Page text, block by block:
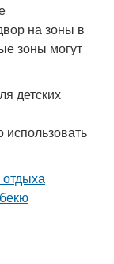
на зоны в
зоны могут
детских